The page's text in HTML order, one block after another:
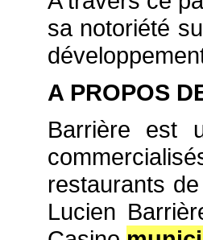
sa notoriété
A PROPOS
Barrière est
restaurants
Lucien